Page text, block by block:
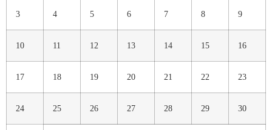
3 4 5 6 7 8 9
10 11 12 13 14 15 16
17 18 19 20 21 22 23
24 25 26 27 28 29 30